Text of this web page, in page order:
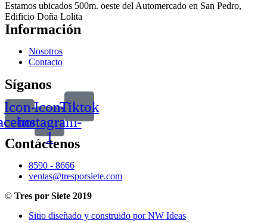
Estamos ubicados 500m. oeste del Automercado en San Pedro,
Edificio Doña Lolita
Información
Nosotros
Contacto
Síganos
Icon-Icon-
instagram-
1
Tiktok
Contáctenos
8590 - 8666
ventas@tresporsiete.com
© Tres por Siete 2019
Sitio diseñado y construido por NW Ideas